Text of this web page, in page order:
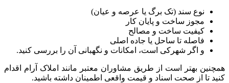
نوع سند (تک برگ یا عرصه و عیان)
مجوز ساخت و پایان کار
کیفیت ساخت و مصالح
فاصله تا ساحل یا جاده اصلی
و اگر شهرکی است، امکانات و نگهبانی آن را بررسی کنید.
همچنین بهتر است از طریق مشاوران معتبر مانند املاک آرام اقدام
کنید تا از صحت اسناد و قیمت واقعی اطمینان داشته باشید.